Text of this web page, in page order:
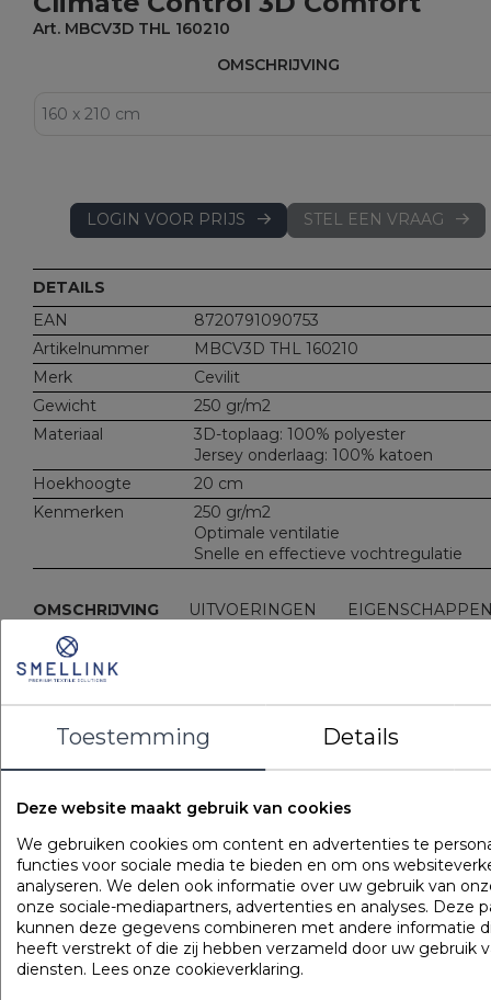
Art. MBCV3D THL 160210
OMSCHRIJVING
LOGIN VOOR PRIJS STEL EEN VRAAG
DETAILS
EAN
8720791090753
Artikelnummer
MBCV3D THL 160210
Merk
Cevilit
Gewicht
250 gr/m2
Materiaal
3D-toplaag: 100% polyester
Jersey onderlaag: 100% katoen
Hoekhoogte
20 cm
Kenmerken
250 gr/m2
Optimale ventilatie
Snelle en effectieve vochtregulatie
OMSCHRIJVING UITVOERINGEN
Gilder Synthetisch Superior
Art. VADBG42TH
Toestemming Details
Deze website maakt gebruik van cookies
We gebruiken cookies om content en advertenties te
functies voor sociale media te bieden en om ons
analyseren. We delen ook informatie over uw gebruik van
onze sociale-mediapartners, advertenties en analyses. Deze
kunnen deze gegevens combineren met andere informatie
heeft verstrekt of die zij hebben verzameld door uw gebruik
diensten. Lees onze cookieverklaring.